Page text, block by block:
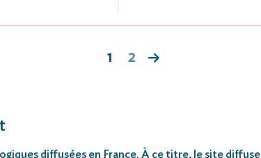
1 2
diffusées en France. À ce titre, le site diffuse